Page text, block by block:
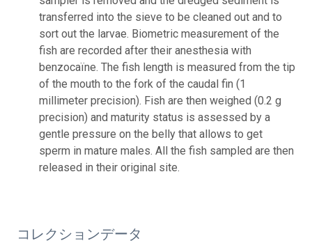
transferred into the sieve to be cleaned out and to
sort out the larvae. Biometric measurement of the
fish are recorded after their anesthesia with
benzocaïne. The fish length is measured from the tip
of the mouth to the fork of the caudal fin (1
millimeter precision). Fish are then weighed (0.2 g
precision) and maturity status is assessed by a
gentle pressure on the belly that allows to get
sperm in mature males. All the fish sampled are then
released in their original site.
コレクションデータ